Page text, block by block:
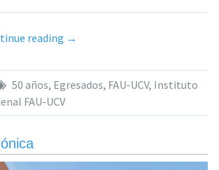
reading «Egresados
UCV
que
cumplen
de
→
50 años, Egresados, FAU-UCV, Instituto
FAU-UCV